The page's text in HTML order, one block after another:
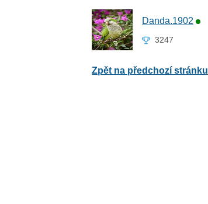
Danda.1902
3247
Zpět na předchozí stránku